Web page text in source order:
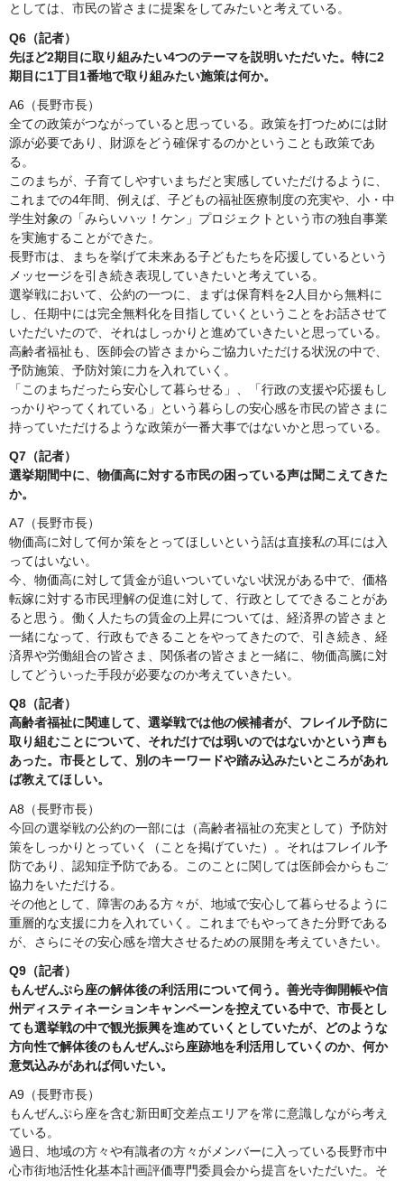
としては、市民の皆さまに提案をしてみたいと考えている。
Q6（記者）
先ほど2期目に取り組みたい4つのテーマを説明いただいた。特に2
期目に1丁目1番地で取り組みたい施策は何か。
A6（長野市長）
全ての政策がつながっていると思っている。政策を打つためには財
源が必要であり、財源をどう確保するのかということも政策であ
る。
このまちが、子育てしやすいまちだと実感していただけるように、
これまでの4年間、例えば、子どもの福祉医療制度の充実や、小・中
学生対象の「みらいハッ！ケン」プロジェクトという市の独自事業
を実施することができた。
長野市は、まちを挙げて未来ある子どもたちを応援しているという
メッセージを引き続き表現していきたいと考えている。
選挙戦において、公約の一つに、まずは保育料を2人目から無料に
し、任期中には完全無料化を目指していくということをお話させて
いただいたので、それはしっかりと進めていきたいと思っている。
高齢者福祉も、医師会の皆さまからご協力いただける状況の中で、
予防施策、予防対策に力を入れていく。
「このまちだったら安心して暮らせる」、「行政の支援や応援もし
っかりやってくれている」という暮らしの安心感を市民の皆さまに
持っていただけるような政策が一番大事ではないかと思っている。
Q7（記者）
選挙期間中に、物価高に対する市民の困っている声は聞こえてきた
か。
A7（長野市長）
物価高に対して何か策をとってほしいという話は直接私の耳には入
ってはいない。
今、物価高に対して賃金が追いついていない状況がある中で、価格
転嫁に対する市民理解の促進に対して、行政としてできることがあ
ると思う。働く人たちの賃金の上昇については、経済界の皆さまと
一緒になって、行政もできることをやってきたので、引き続き、経
済界や労働組合の皆さま、関係者の皆さまと一緒に、物価高騰に対
してどういった手段が必要なのか考えていきたい。
Q8（記者）
高齢者福祉に関連して、選挙戦では他の候補者が、フレイル予防に
取り組むことについて、それだけでは弱いのではないかという声も
あった。市長として、別のキーワードや踏み込みたいところがあれ
ば教えてほしい。
A8（長野市長）
今回の選挙戦の公約の一部には（高齢者福祉の充実として）予防対
策をしっかりとっていく（ことを掲げていた）。それはフレイル予
防であり、認知症予防である。このことに関しては医師会からもご
協力をいただける。
その他として、障害のある方々が、地域で安心して暮らせるように
重層的な支援に力を入れていく。これまでもやってきた分野である
が、さらにその安心感を増大させるための展開を考えていきたい。
Q9（記者）
もんぜんぷら座の解体後の利活用について伺う。善光寺御開帳や信
州ディスティネーションキャンペーンを控えている中で、市長とし
ても選挙戦の中で観光振興を進めていくとしていたが、どのような
方向性で解体後のもんぜんぷら座跡地を利活用していくのか、何か
意気込みがあれば伺いたい。
A9（長野市長）
もんぜんぷら座を含む新田町交差点エリアを常に意識しながら考え
ている。
過日、地域の方々や有識者の方々がメンバーに入っている長野市中
心市街地活性化基本計画評価専門委員会から提言をいただいた。そ